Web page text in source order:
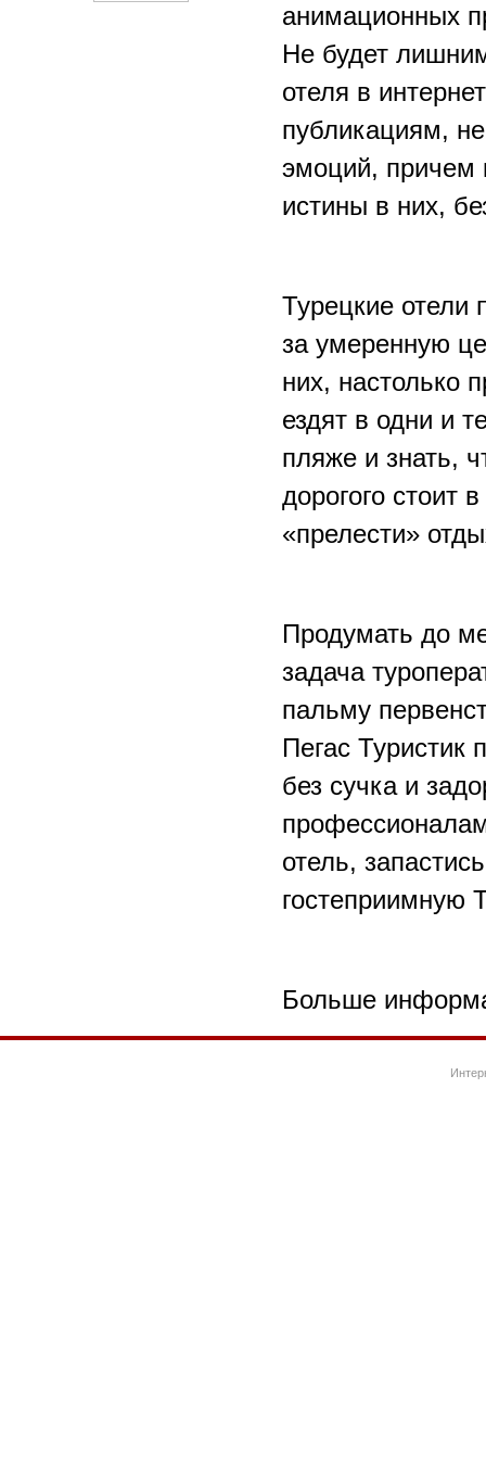
анимационных
Не будет
отеля в
публикациям,
эмоций, причем
истины в них,
Турецкие отели
за умеренную
них, настолько
ездят в одни и
пляже и знать,
дорогого стоит
«прелести»
Продумать до
задача
пальму
Пегас Туристик
без сучка и
отель,
гостеприимную
Больше